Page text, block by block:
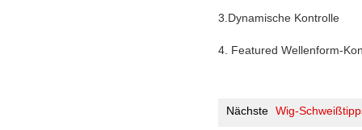
3.Dynamische Kontrolle
4. Featured Wellenform-
Nächste Wig-